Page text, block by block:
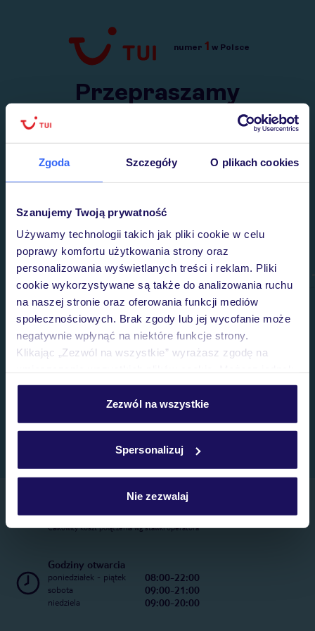
Zgoda Szczegóły O plikach cookies
Szanujemy Twoją prywatność
Używamy technologii takich jak pliki cookie w celu
poprawy komfortu użytkowania strony oraz
personalizowania wyświetlanych treści i reklam. Pliki
cookie wykorzystywane są także do analizowania ruchu
na naszej stronie oraz oferowania funkcji mediów
społecznościowych. Brak zgody lub jej wycofanie może
negatywnie wpłynąć na niektóre funkcje strony.
Klikając „Zezwól na wszystkie” wyrażasz zgodę na
personalizować swój wybór wchodząc w zakładkę
Szczegółowe informacje o plikach cookie znajdziesz
Zezwól na wszystkie
Spersonalizuj
Nie zezwalaj
Przejdź do TUI.pl
numer 1 w Polsce
Przepraszamy
Wysłaliśmy nasz serwis na krótkie wakacje.
Telefoniczne Centrum Rezerwacji
22 270 31 20
Całkowity koszt połączenia wg stawki operatora
Godziny otwarcia
poniedziałek - piątek 08:00-22:00
sobota 09:00-21:00
niedziela 09:00-20:00